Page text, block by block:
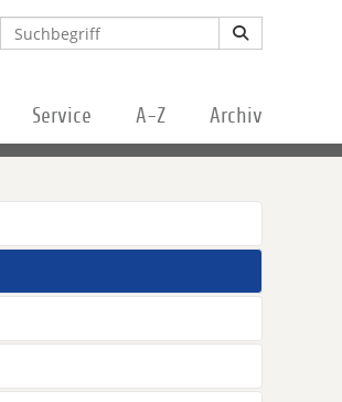
Service A-Z Archiv